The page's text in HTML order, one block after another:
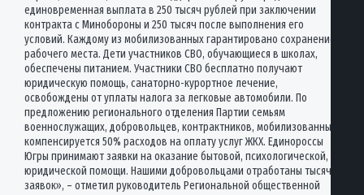
единовременная выплата в 250 тысяч рублей при заключении
контракта с Минобороны и 250 тысяч после выполнения его
условий. Каждому из мобилизованных гарантировано сохранение
рабочего места. Дети участников СВО, обучающиеся в школах,
обеспечены питанием. Участники СВО бесплатно получают
юридическую помощь, санаторно-курортное лечение,
освобождены от уплаты налога за легковые автомобили. По
предложению регионального отделения Партии семьям
военнослужащих, добровольцев, контрактников, мобилизованных
компенсируется 50% расходов на оплату услуг ЖКХ. Единороссы
Югры принимают заявки на оказание бытовой, психологической,
юридической помощи. Нашими добровольцами отработаны тысячи
заявок», – отметил руководитель Региональной общественной